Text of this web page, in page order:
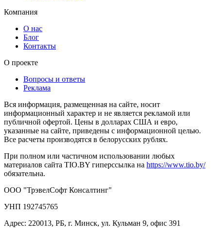
Компания
О нас
Блог
Контакты
О проекте
Вопросы и ответы
Реклама
Вся информация, размещенная на сайте, носит
информационный характер и не является рекламой или
публичной офертой. Цены в долларах США и евро,
указанные на сайте, приведены с информационной целью.
Все расчеты производятся в белорусских рублях.
При полном или частичном использовании любых
материалов сайта TIO.BY гиперссылка на https://www.tio.by/
обязательна.
ООО "ТрэвелСофт Консалтинг"
УНП 192745765
Адрес: 220013, РБ, г. Минск, ул. Кульман 9, офис 391